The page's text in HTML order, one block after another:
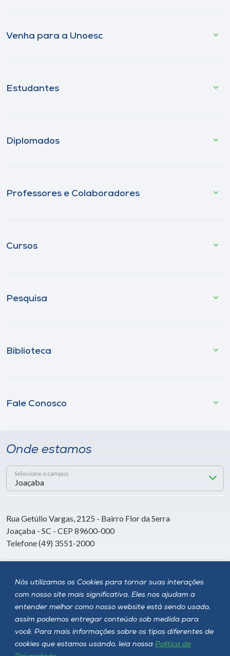
Nós utilizamos os Cookies para tornar suas interações
com nosso site mais significativa. Eles nos ajudam a
entender melhor como nosso website está sendo usado,
assim podemos entregar conteúdo sob medida para
você. Para mais informações sobre os tipos diferentes de
cookies que estamos usando, leia nossa Política de
Venha para a Unoesc
Estudantes
Diplomados
Professores e Colaboradores
Cursos
Pesquisa
Biblioteca
Fale Conosco
Onde estamos
Selecione o campus
Rua Getúlio Vargas, 2125 - Bairro Flor da Serra
Joaçaba - SC - CEP 89600-000
Telefone (49) 3551-2000
Siga a Unoesc